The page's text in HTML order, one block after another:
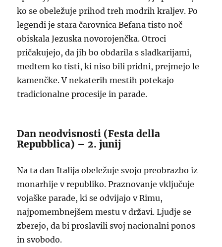
ko se obeležuje prihod treh modrih kraljev. Po
legendi je stara čarovnica Befana tisto noč
obiskala Jezuska novorojenčka. Otroci
pričakujejo, da jih bo obdarila s sladkarijami,
medtem ko tisti, ki niso bili pridni, prejmejo le
kamenčke. V nekaterih mestih potekajo
tradicionalne procesije in parade.
Dan neodvisnosti (Festa della
Repubblica) – 2. junij
Na ta dan Italija obeležuje svojo preobrazbo iz
monarhije v republiko. Praznovanje vključuje
vojaške parade, ki se odvijajo v Rimu,
najpomembnejšem mestu v državi. Ljudje se
zberejo, da bi proslavili svoj nacionalni ponos
in svobodo.